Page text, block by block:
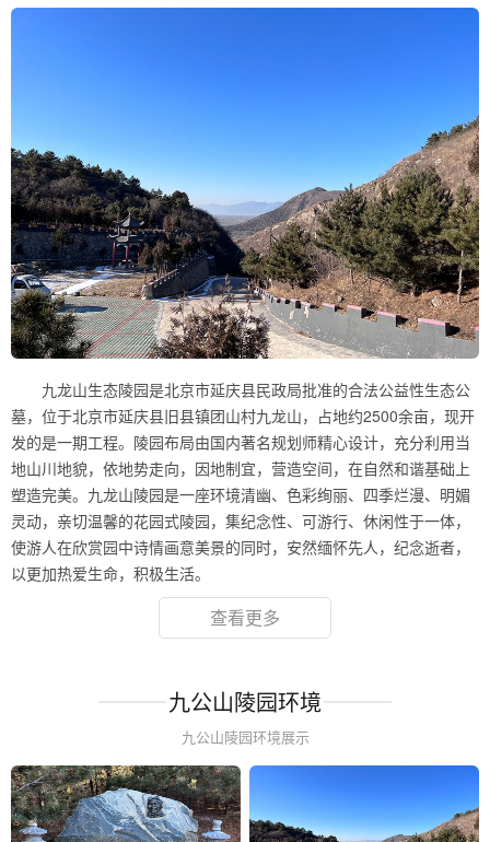
九龙山生态陵园是北京市延庆县民政局批准的合法公益性生态公
墓，位于北京市延庆县旧县镇团山村九龙山，占地约2500余亩，现开
发的是一期工程。陵园布局由国内著名规划师精心设计，充分利用当
地山川地貌，依地势走向，因地制宜，营造空间，在自然和谐基础上
塑造完美。九龙山陵园是一座环境清幽、色彩绚丽、四季烂漫、明媚
灵动，亲切温馨的花园式陵园，集纪念性、可游行、休闲性于一体，
使游人在欣赏园中诗情画意美景的同时，安然缅怀先人，纪念逝者，
以更加热爱生命，积极生活。
查看更多
九公山陵园环境
九公山陵园环境展示